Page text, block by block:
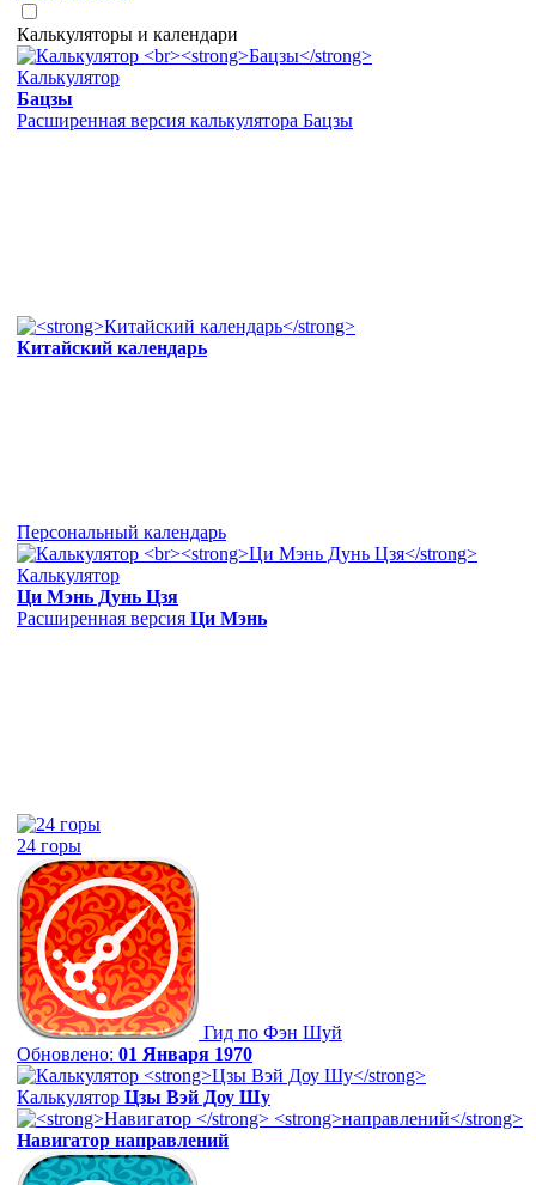
Калькуляторы и календари
Калькулятор
Бацзы
Расширенная версия калькулятора Бацзы
Китайский календарь
Персональный календарь
Калькулятор
Ци Мэнь Дунь Цзя
Расширенная версия Ци Мэнь
24 горы
Гид по Фэн Шуй
Обновлено: 01 Января 1970
Калькулятор Цзы Вэй Доу Шу
Навигатор направлений